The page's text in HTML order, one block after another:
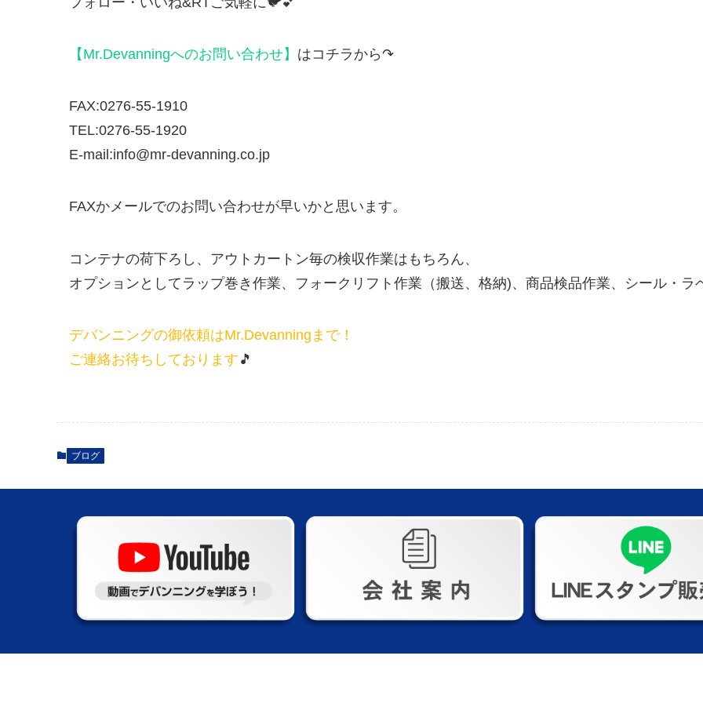
【Mr.Devanningへのお問い合わせ】 はコチラから↷
FAX:0276-55-1910
TEL:0276-55-1920
E-mail:info@mr-devanning.co.jp
FAXかメールでのお問い合わせが早いかと思います。
コンテナの荷下ろし、アウトカートン毎の検収作業はもちろん、
オプションとしてラップ巻き作業、フォークリフト作業（搬送、格納)、商品検品作業、シール・ラ
デバンニングの御依頼はMr.Devanningまで！
ご連絡お待ちしております 🎵
ブログ